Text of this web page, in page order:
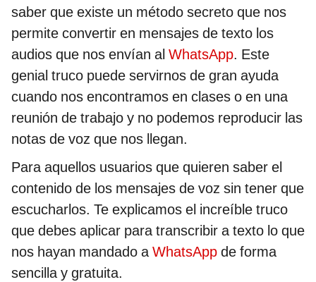
saber que existe un método secreto que nos
permite convertir en mensajes de texto los
audios que nos envían al WhatsApp. Este
genial truco puede servirnos de gran ayuda
cuando nos encontramos en clases o en una
reunión de trabajo y no podemos reproducir las
notas de voz que nos llegan.
Para aquellos usuarios que quieren saber el
contenido de los mensajes de voz sin tener que
escucharlos. Te explicamos el increíble truco
que debes aplicar para transcribir a texto lo que
nos hayan mandado aWhatsApp de forma
sencilla y gratuita.